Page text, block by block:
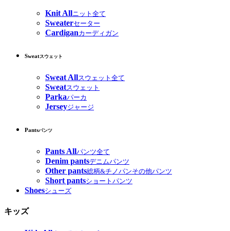
Knit Allニット全て
Sweaterセーター
Cardiganカーディガン
Sweatスウェット
Sweat Allスウェット全て
Sweatスウェット
Parkaパーカ
Jerseyジャージ
Pantsパンツ
Pants Allパンツ全て
Denim pantsデニムパンツ
Other pants総柄&チノパンその他パンツ
Short pantsショートパンツ
Shoesシューズ
キッズ